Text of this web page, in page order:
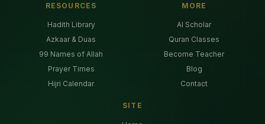
RESOURCES
Hadith Library
Azkaar & Duas
99 Names of Allah
Prayer Times
Hijri Calendar
MORE
AI Scholar
Quran Classes
Become Teacher
Blog
Contact
SITE